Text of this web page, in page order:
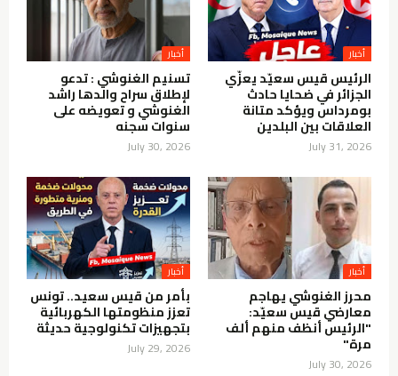
أخبار
الرئيس قيس سعيّد يعزّي
الجزائر في ضحايا حادث
بومرداس ويؤكد متانة
العلاقات بين البلدين
July 31, 2026
أخبار
تسنيم الغنوشي : تدعو
لإطلاق سراح والدها راشد
الغنوشي و تعويضه على
سنوات سجنه
July 30, 2026
أخبار
محرز الغنوشي يهاجم
معارضي قيس سعيّد:
"الرئيس أنظف منهم ألف
مرة"
July 30, 2026
أخبار
بأمر من قيس سعيد.. تونس
تعزز منظومتها الكهربائية
بتجهيزات تكنولوجية حديثة
July 29, 2026